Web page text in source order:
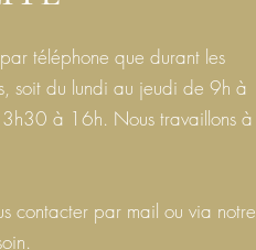
téléphone que durant les
soit du lundi au jeudi de 9h à
à 16h. Nous travaillons à
contacter par mail ou via notre